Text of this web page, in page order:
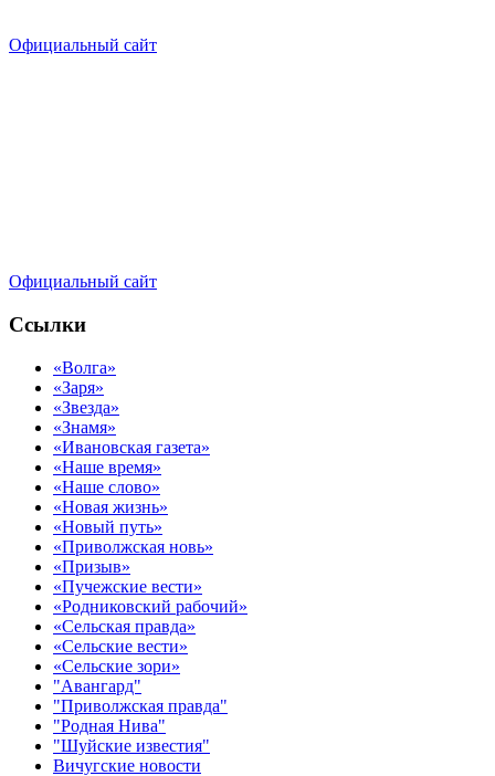
Официальный сайт
Официальный сайт
Ссылки
«Волга»
«Заря»
«Звезда»
«Знамя»
«Ивановская газета»
«Наше время»
«Наше слово»
«Новая жизнь»
«Новый путь»
«Приволжская новь»
«Призыв»
«Пучежские вести»
«Родниковский рабочий»
«Сельская правда»
«Сельские вести»
«Сельские зори»
"Авангард"
"Приволжская правда"
"Родная Нива"
"Шуйские известия"
Вичугские новости